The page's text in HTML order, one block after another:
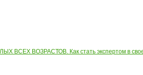
ВСЕХ ВОЗРАСТОВ. Как стать экспертом в